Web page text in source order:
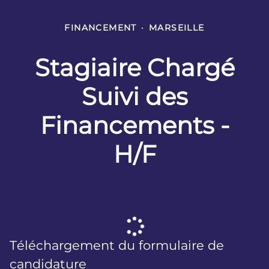
FINANCEMENT · MARSEILLE
Stagiaire Chargé
Suivi des
Financements -
H/F
Téléchargement du formulaire de
candidature